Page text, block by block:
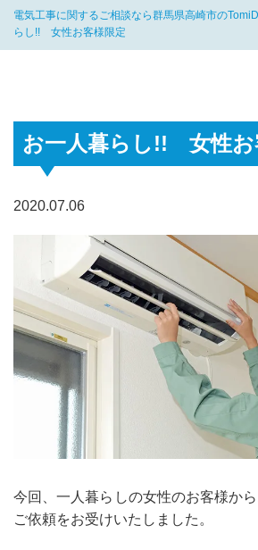
電気工事に関するご相談なら群馬県高崎市の
らし!! 女性お客様限定
お一人暮らし!! 女性お
2020.07.06
今回、一人暮らしの女性のお客様か
ご依頼をお受けいたしました。